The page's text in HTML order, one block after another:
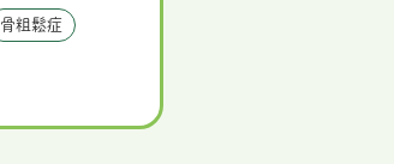
骨粗鬆症